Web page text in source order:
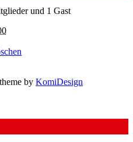
und 1 Gast
by KomiDesign